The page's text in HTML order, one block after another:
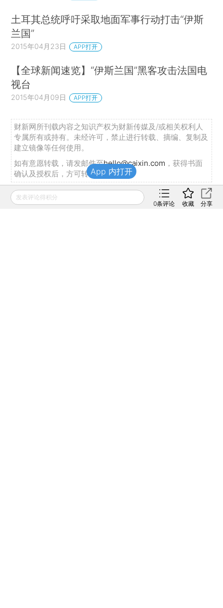
土耳其总统呼吁采取地面军事行动打击“伊斯
兰国”
2015年04月23日 APP打开
【全球新闻速览】“伊斯兰国”黑客攻击法国电
视台
2015年04月09日 APP打开
财新网所刊载内容之知识产权为财新传媒及/或相关权利人
专属所有或持有。未经许可，禁止进行转载、摘编、复制及
建立镜像等任何使用。
如有意愿转载，请发邮件至hello@caixin.com ，获得书面
确认及授权后，方可转载。
推荐阅读
发表评论得积分
0条评论 收藏 分享
App 内打开